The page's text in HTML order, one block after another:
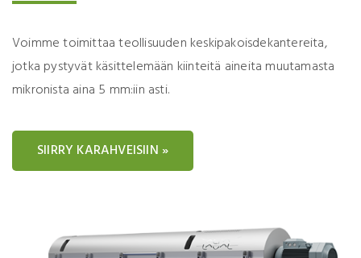
Voimme toimittaa teollisuuden keskipakoisdekantereita,
jotka pystyvät käsittelemään kiinteitä aineita muutamasta
mikronista aina 5 mm:iin asti.
SIIRRY KARAHVEISIIN »